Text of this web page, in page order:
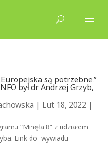
są potrzebne.”
był dr Andrzej Grzyb,
| Lut 18, 2022 |
“Minęła 8” z udziałem
Link do wywiadu